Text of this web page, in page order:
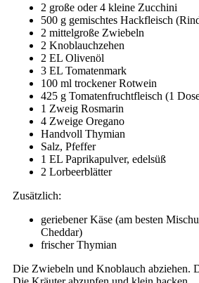
2 große oder 4 kleine Zucchini
500 g gemischtes Hackfleisch
2 mittelgroße Zwiebeln
2 Knoblauchzehen
2 EL Olivenöl
3 EL Tomatenmark
100 ml trockener Rotwein
425 g Tomatenfruchtfleisch (1
1 Zweig Rosmarin
4 Zweige Oregano
Handvoll Thymian
Salz, Pfeffer
1 EL Paprikapulver, edelsüß
2 Lorbeerblätter
Zusätzlich:
geriebener Käse (am besten
Cheddar)
frischer Thymian
Die Zwiebeln und Knoblauch abziehen.